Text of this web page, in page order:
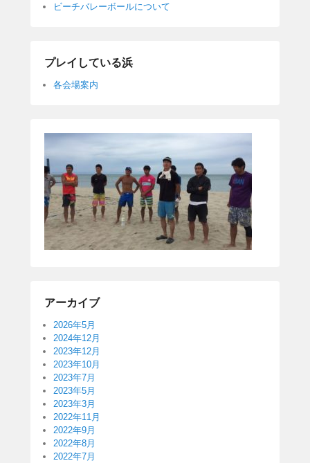
ビーチバレーボールについて
プレイしている浜
各会場案内
アーカイブ
2026年5月
2024年12月
2023年12月
2023年10月
2023年7月
2023年5月
2023年3月
2022年11月
2022年9月
2022年8月
2022年7月